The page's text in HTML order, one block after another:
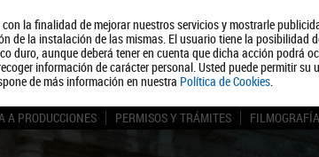
la finalidad de mejorar nuestros servicios y mostrarle
de la instalación de las mismas. El usuario tiene la posibilidad
duro, aunque deberá tener en cuenta que dicha acción podrá
información de carácter personal. Usted puede permitir su
de más información en nuestra Política de Cookies.
Quiénes somos Turismo Política de
A PRODUCCIONES PERMISOS Y TRÁMITES FILMOGRAFÍA